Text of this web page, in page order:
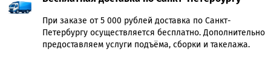
При заказе от 5 000 рублей доставка по Санкт-
Петербургу осуществляется бесплатно. Дополнительно
предоставляем услуги подъёма, сборки и такелажа.